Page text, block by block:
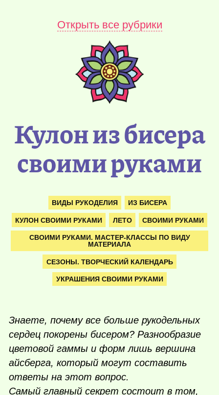
Открыть все рубрики
Кулон из бисера
своими руками
ВИДЫ РУКОДЕЛИЯ ИЗ БИСЕРА
КУЛОН СВОИМИ РУКАМИ ЛЕТО СВОИМИ РУКАМИ
СВОИМИ РУКАМИ. МАСТЕР-КЛАССЫ ПО ВИДУ
МАТЕРИАЛА
СЕЗОНЫ. ТВОРЧЕСКИЙ КАЛЕНДАРЬ
УКРАШЕНИЯ СВОИМИ РУКАМИ
Знаете, почему все больше рукодельных
сердец покорены бисером? Разнообразие
цветовой гаммы и форм лишь вершина
айсберга, который могут составить
ответы на этот вопрос.
Самый главный секрет состоит в том,